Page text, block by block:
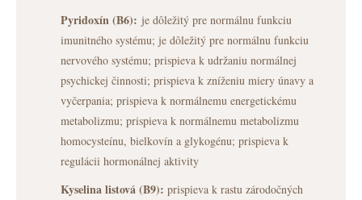
Pyridoxín (B6): je dôležitý pre normálnu funkciu
imunitného systému; je dôležitý pre normálnu funkciu
nervového systému; prispieva k udržaniu normálnej
psychickej činnosti; prispieva k zníženiu miery únavy a
vyčerpania; prispieva k normálnemu energetickému
metabolizmu; prispieva k normálnemu metabolizmu
homocysteínu, bielkovín a glykogénu; prispieva k
regulácii hormonálnej aktivity
Kyselina listová (B9): prispieva k rastu zárodočných